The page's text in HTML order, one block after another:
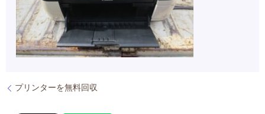
プリンターを無料回収